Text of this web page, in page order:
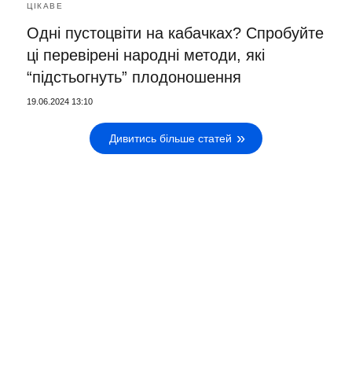
ЦІКАВЕ
Одні пустоцвіти на кабачках? Спробуйте
ці перевірені народні методи, які
“підстьогнуть” плодоношення
19.06.2024 13:10
Дивитись більше статей